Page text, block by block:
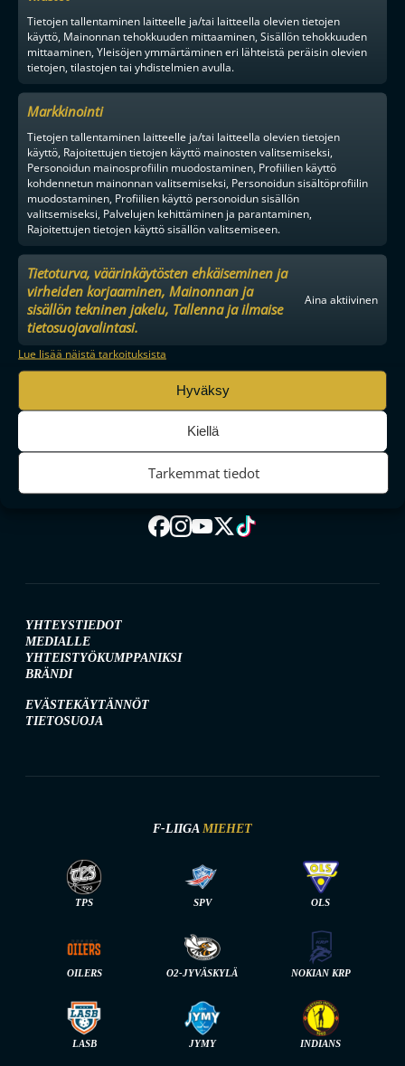
Tietojen tallentaminen laitteelle ja/tai laitteella olevien tietojen
käyttö, Mainonnan tehokkuuden mittaaminen, Sisällön tehokkuuden
mittaaminen, Yleisöjen ymmärtäminen eri lähteistä peräisin olevien
tietojen, tilastojen tai yhdistelmien avulla.
Markkinointi
Tietojen tallentaminen laitteelle ja/tai laitteella olevien tietojen
käyttö, Rajoitettujen tietojen käyttö mainosten valitsemiseksi,
Personoidun mainosprofiilin muodostaminen, Profiilien käyttö
kohdennetun mainonnan valitsemiseksi, Personoidun sisältöprofiilin
muodostaminen, Profiilien käyttö personoidun sisällön
valitsemiseksi, Palvelujen kehittäminen ja parantaminen,
Rajoitettujen tietojen käyttö sisällön valitsemiseen.
Tietoturva, väärinkäytösten ehkäiseminen ja
virheiden korjaaminen, Mainonnan ja
sisällön tekninen jakelu, Tallenna ja ilmaise
tietosuojavalintasi.
Aina aktiivinen
Lue lisää näistä tarkoituksista
Hyväksy
Kiellä
Tarkemmat tiedot
MAAILMAN VIIHDYTTÄVINTÄ SALIBANDYA
SEURAA MEITÄ SOMESSA
YHTEYSTIEDOT
MEDIALLE
YHTEISTYÖKUMPPANIKSI
BRÄNDI
EVÄSTEKÄYTÄNNÖT
TIETOSUOJA
F-LIIGA MIEHET
TPS SPV OLS
OILERS O2-JYVÄSKYLÄ NOKIAN KRP
LASB JYMY INDIANS